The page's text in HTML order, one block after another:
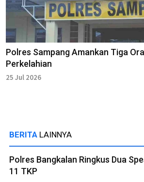
Polres Sampang Amankan Tiga
Perkelahian
25 Jul 2026
BERITA LAINNYA
Polres Bangkalan Ringkus Dua
11 TKP